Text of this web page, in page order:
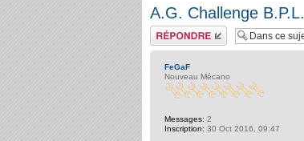
A.G. Challenge B.P.L.
Répondre
FeGaF
Nouveau Mécano
Messages: 2
Inscription: 30 Oct 2016, 09:47